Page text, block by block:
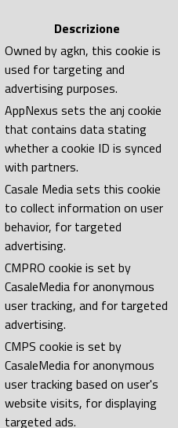
Descrizione
Owned by agkn, this cookie is
used for targeting and
advertising purposes.
AppNexus sets the anj cookie
that contains data stating
whether a cookie ID is synced
with partners.
Casale Media sets this cookie
to collect information on user
behavior, for targeted
advertising.
CMPRO cookie is set by
CasaleMedia for anonymous
user tracking, and for targeted
advertising.
CMPS cookie is set by
CasaleMedia for anonymous
user tracking based on user's
website visits, for displaying
targeted ads.